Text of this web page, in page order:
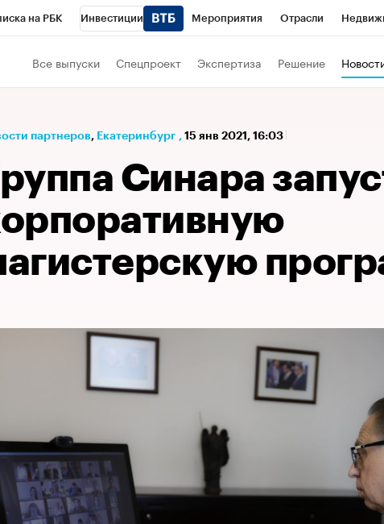
на РБК Инвестиции Мероприятия Отрасли
контрагентов Политика
Все выпуски Спецпроект Экспертиза Решение
партнеров⁠, Екатеринбург , 15 янв 2021, 16:03
Синара